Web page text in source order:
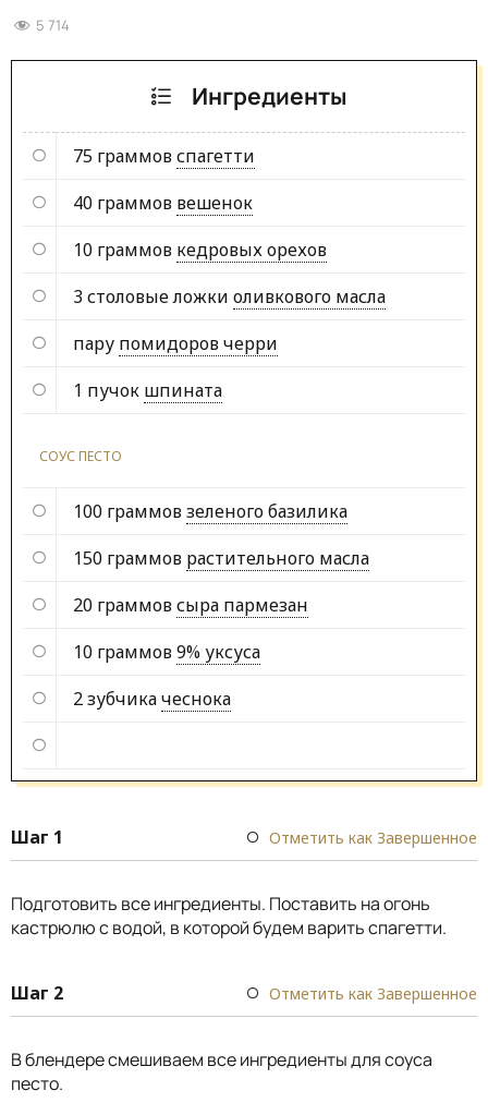
5 714
Ингредиенты
75 граммовспагетти
40 граммов вешенок
10 граммов кедровых орехов
3 столовые ложки оливкового масла
пару помидоров черри
1 пучок шпината
СОУС ПЕСТО
100 граммовзеленого базилика
150 граммов растительного масла
20 граммовсыра пармезан
10 граммов9% уксуса
2 зубчикачеснока
Шаг 1 Отметить как Завершенное
Подготовить все ингредиенты. Поставить на огонь
кастрюлю с водой, в которой будем варить спагетти.
Шаг 2 Отметить как Завершенное
В блендере смешиваем все ингредиенты для соуса
песто.